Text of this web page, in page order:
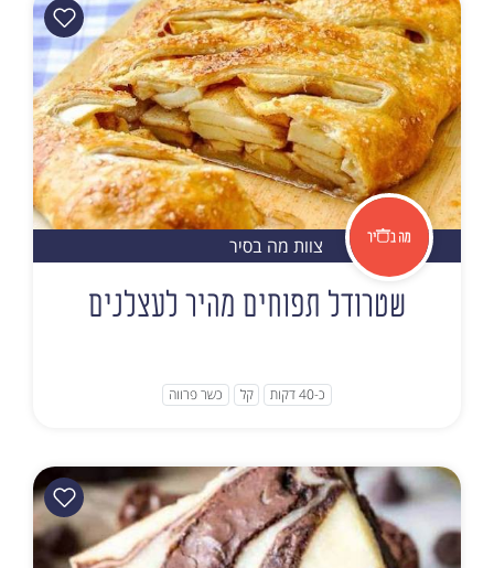
צוות מה בסיר
שטרודל תפוחים מהיר לעצלנים
כ-40 דקות קל כשר פרווה